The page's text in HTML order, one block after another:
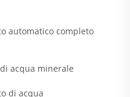
automatico completo
acqua minerale
di acqua